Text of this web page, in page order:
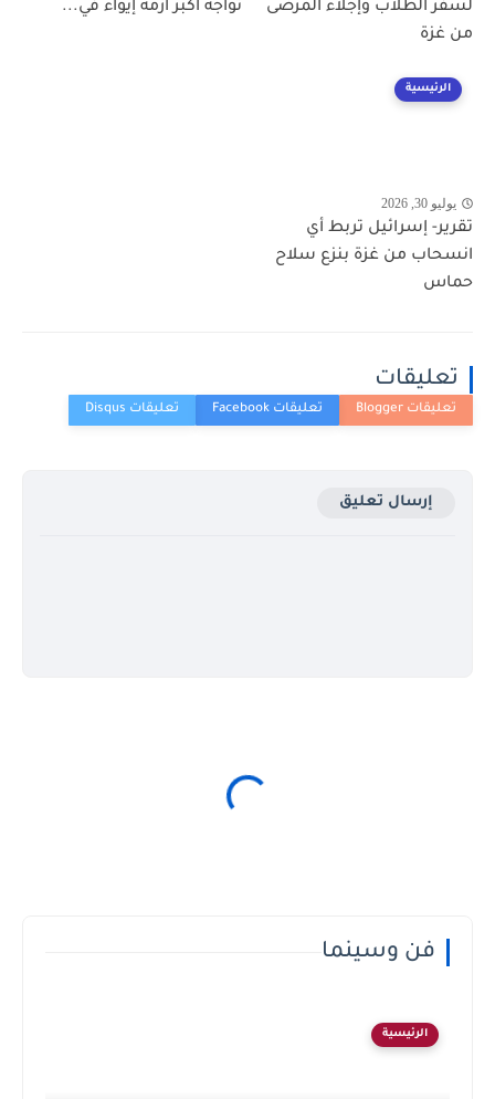
لسفر الطلاب وإجلاء المرضى
من غزة
تواجه أكبر أزمة إيواء في...
الرئيسية
يوليو 30, 2026
تقرير- إسرائيل تربط أي
انسحاب من غزة بنزع سلاح
حماس
تعليقات
إرسال تعليق
فن وسينما
الرئيسية